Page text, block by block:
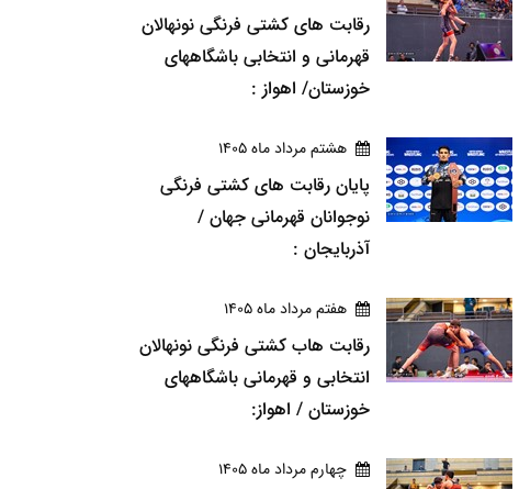
رقابت های کشتی فرنگی نونهالان
قهرمانی و انتخابی باشگاههای
خوزستان/ اهواز :
هشتم مرداد ماه 1405
پایان رقابت های کشتی فرنگی
نوجوانان قهرمانی جهان /
آذربایجان :
هفتم مرداد ماه 1405
رقابت هاب کشتی فرنگی نونهالان
انتخابی و قهرمانی باشگاههای
خوزستان / اهواز:
چهارم مرداد ماه 1405